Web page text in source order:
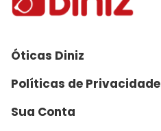
Óticas Diniz
Políticas de Privacidade
Sua Conta